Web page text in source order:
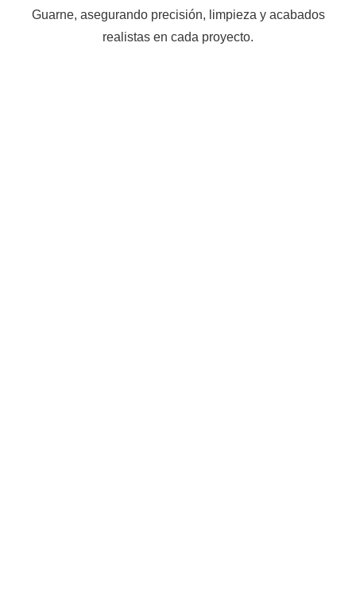
Guarne, asegurando precisión, limpieza y acabados
realistas en cada proyecto.